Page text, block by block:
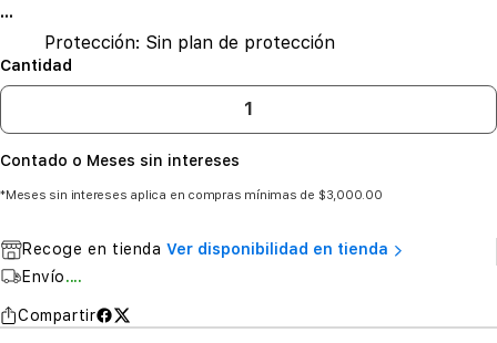
...
Protección: Sin plan de protección
Cantidad
Contado o Meses sin intereses
*Meses sin intereses aplica en compras mínimas de $3,000.00
Recoge en tienda Ver disponibilidad en tienda
Envío....
Compartir